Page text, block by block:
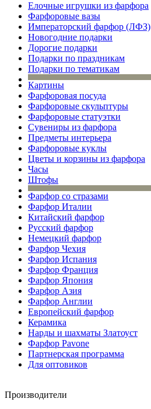
Елочные игрушки из фарфора
Фарфоровые вазы
Императорский фарфор (ЛФЗ)
Новогодние подарки
Дорогие подарки
Подарки по праздникам
Подарки по тематикам
Картины
Фарфоровая посуда
Фарфоровые скульптуры
Фарфоровые статуэтки
Сувениры из фарфора
Предметы интерьера
Фарфоровые куклы
Цветы и корзины из фарфора
Часы
Штофы
Фарфор со стразами
Фарфор Италии
Китайский фарфор
Русский фарфор
Немецкий фарфор
Фарфор Чехия
Фарфор Испания
Фарфор Франция
Фарфор Япония
Фарфор Азия
Фарфор Англии
Европейский фарфор
Керамика
Нарды и шахматы Златоуст
Фарфор Pavone
Партнерская программа
Для оптовиков
Производители